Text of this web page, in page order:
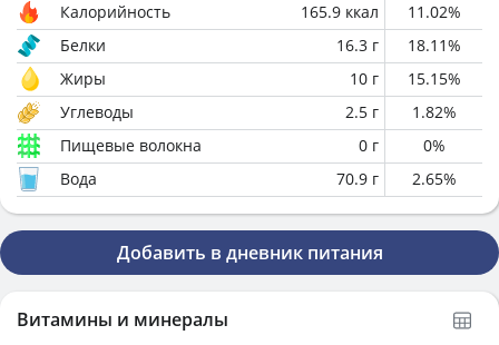
Калорийность 165.9 ккал 11.02%
Белки
16.3 г 18.11%
Жиры
10 г 15.15%
Углеводы
2.5 г 1.82%
Пищевые волокна
0 г 0%
Вода
70.9 г 2.65%
Добавить в дневник питания
Витамины и минералы